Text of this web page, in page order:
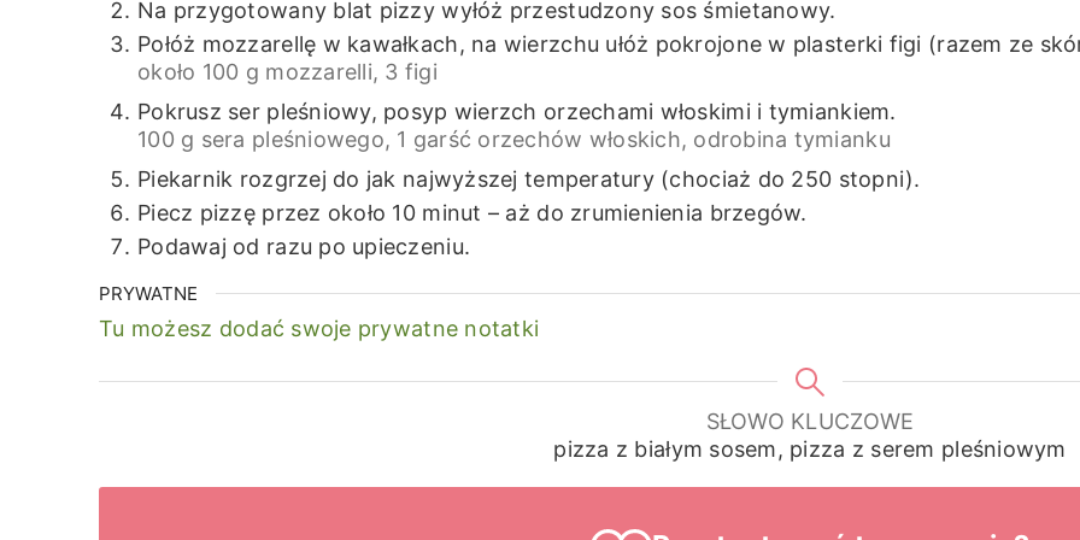
Na przygotowany blat pizzy wyłóż przestudzony sos śmietanowy.
Połóż mozzarellę w kawałkach, na wierzchu ułóż pokrojone w plasterki figi (razem ze
około 100 g mozzarelli, 3 figi
Pokrusz ser pleśniowy, posyp wierzch orzechami włoskimi i tymiankiem.
100 g sera pleśniowego, 1 garść orzechów włoskich, odrobina tymianku
Piekarnik rozgrzej do jak najwyższej temperatury (chociaż do 250 stopni).
Piecz pizzę przez około 10 minut – aż do zrumienienia brzegów.
Podawaj od razu po upieczeniu.
PRYWATNE
Tu możesz dodać swoje prywatne notatki
SŁOWO KLUCZOWE
pizza z białym sosem, pizza z serem pleśniowym